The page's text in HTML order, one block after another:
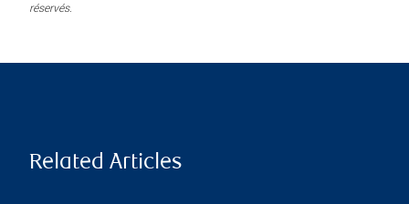
réservés.
Related Articles